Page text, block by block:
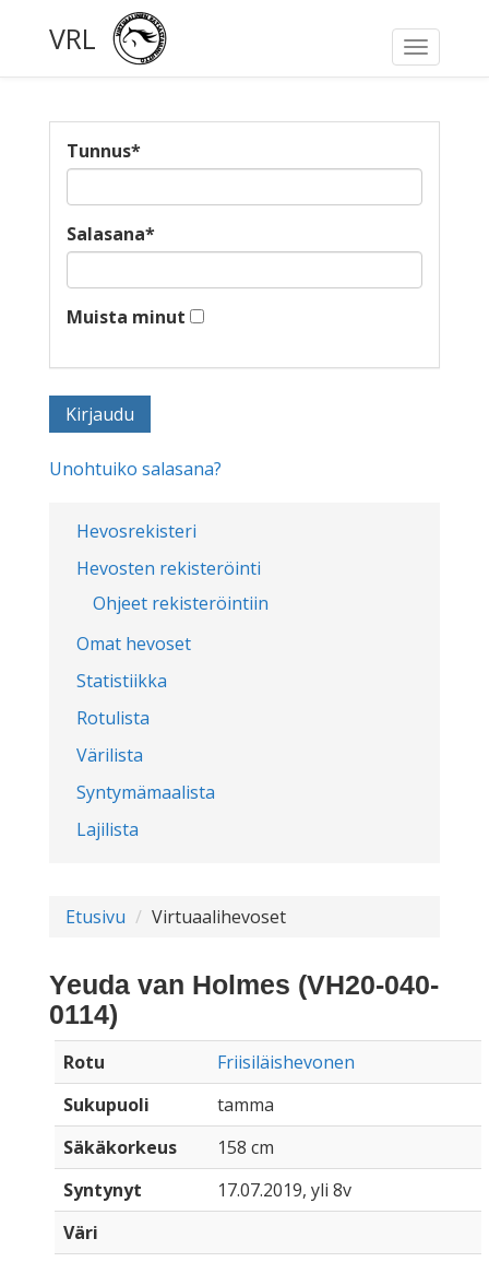
Toggle
VRL
Hevosrekisteri
Hevosten rekisteröinti
Ohjeet rekisteröintiin
Omat hevoset
Statistiikka
Rotulista
Värilista
Syntymämaalista
Lajilista
Tunnus*
Salasana*
Muista minut
Unohtuiko salasana?
Etusivu Virtuaalihevoset
Yeuda van Holmes (VH20-040-
0114)
Rotu
Friisiläishevonen
Sukupuoli
tamma
Säkäkorkeus
158 cm
Syntynyt
17.07.2019, yli 8v
Väri